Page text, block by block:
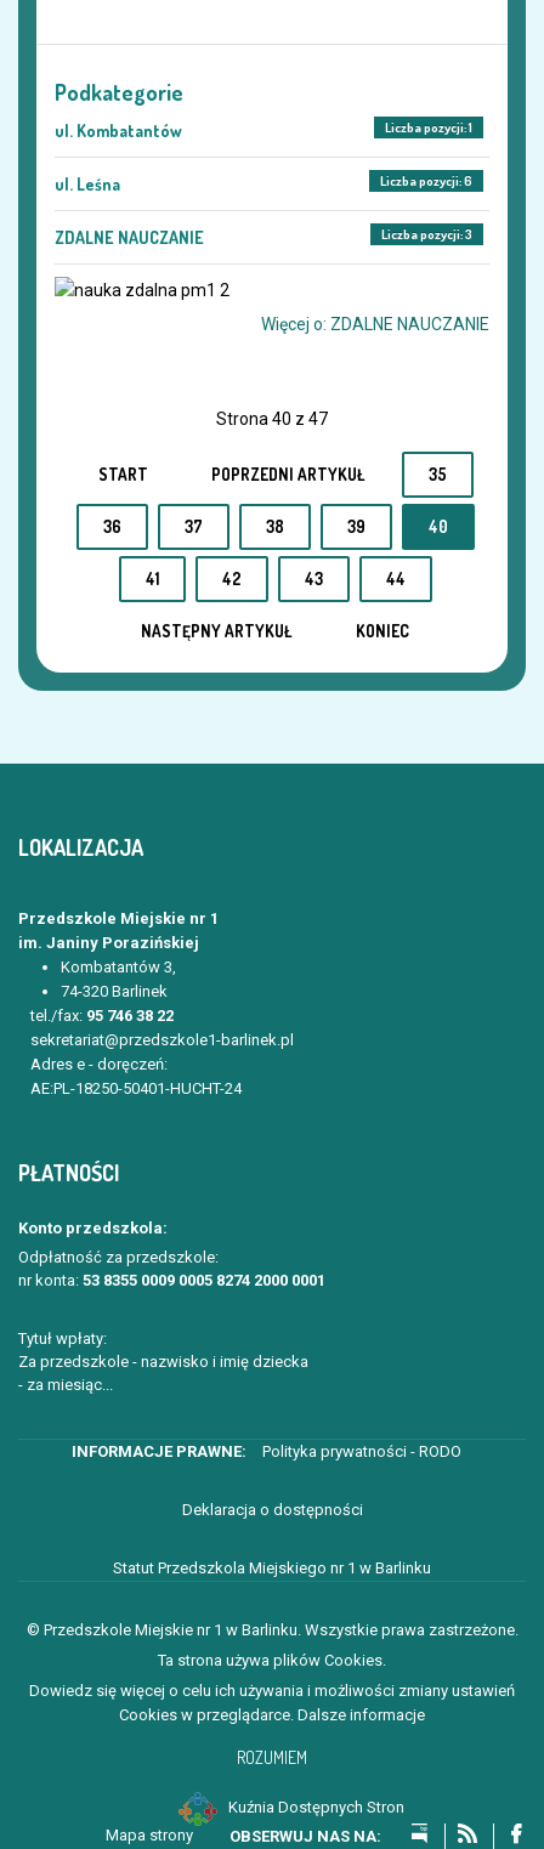
Podkategorie
ul. Kombatantów Liczba pozycji: 1
ul. Leśna Liczba pozycji: 6
ZDALNE NAUCZANIE Liczba pozycji: 3
Więcej o: ZDALNE NAUCZANIE
Strona 40 z 47
START POPRZEDNI ARTYKUŁ 35
36 37 38 39 40
41 42 43 44
NASTĘPNY ARTYKUŁ KONIEC
LOKALIZACJA
Przedszkole Miejskie nr 1
im. Janiny Porazińskiej
Kombatantów 3,
74-320 Barlinek
tel./fax: 95 746 38 22
sekretariat@przedszkole1-barlinek.pl
Adres e - doręczeń:
AE:PL-18250-50401-HUCHT-24
PŁATNOŚCI
Konto przedszkola:
Odpłatność za przedszkole:
nr konta: 53 8355 0009 0005 8274 2000 0001
Tytuł wpłaty:
Za przedszkole - nazwisko i imię dziecka
- za miesiąc...
Polityka prywatności - RODO
Deklaracja o dostępności
Statut Przedszkola Miejskiego nr 1 w Barlinku
© Przedszkole Miejskie nr 1 w Barlinku. Wszystkie prawa zastrzeżone.
Ta strona używa plików Cookies.
Dowiedz się więcej o celu ich używania i możliwości zmiany ustawień
Cookies w przeglądarce. Dalsze informacje
ROZUMIEM
Kuźnia Dostępnych Stron
Mapa strony